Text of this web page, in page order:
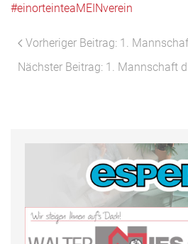
#einorteinteaMEINverein
Vorheriger Beitrag: 1.
Nächster Beitrag: 1. Mannschaft